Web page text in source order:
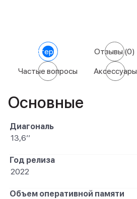
Характеристики Отзывы(0)
Частые вопросы Аксессуары
Основные
Диагональ
13,6’’
Год релиза
2022
Объем оперативной памяти